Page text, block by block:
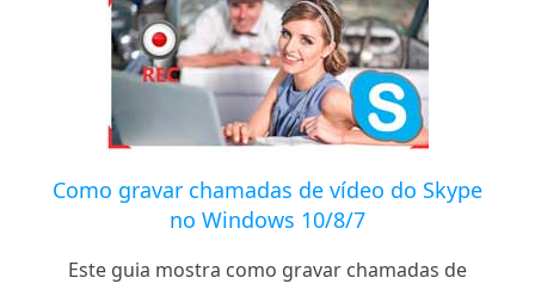
Como gravar chamadas de vídeo do Skype
no Windows 10/8/7
Este guia mostra como gravar chamadas de